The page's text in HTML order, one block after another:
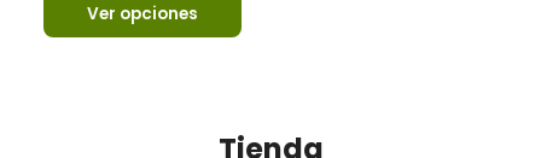
Ver opciones
Tienda